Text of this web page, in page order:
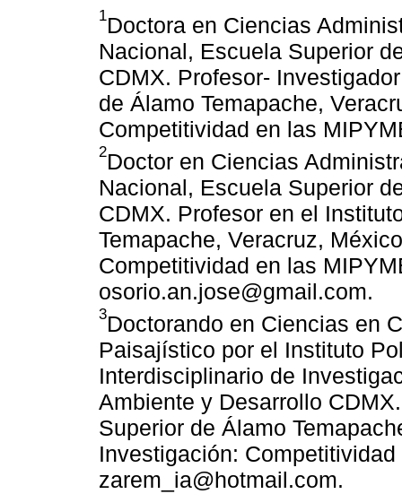
1Doctora en Ciencias
Nacional, Escuela Superior
CDMX. Profesor-
de Álamo Temapache,
Competitividad en las
2Doctor en Ciencias
Nacional, Escuela Superior
CDMX. Profesor en el
Temapache, Veracruz,
Competitividad en las
osorio.an.jose@gmail.com.
3Doctorando en Ciencias en
Paisajístico por el Instituto
Interdisciplinario de
Ambiente y Desarrollo
Superior de Álamo
Investigación:
zarem_ia@hotmail.com.